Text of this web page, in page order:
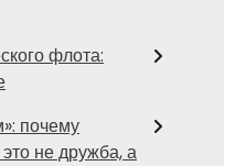
флота:
почему
не дружба, а